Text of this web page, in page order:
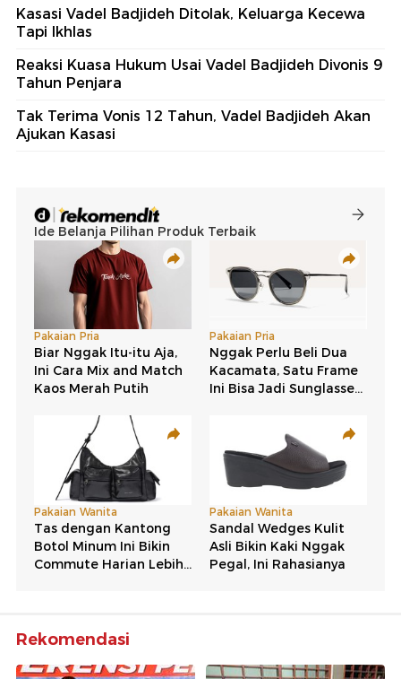
Kasasi Vadel Badjideh Ditolak, Keluarga Kecewa
Tapi Ikhlas
Reaksi Kuasa Hukum Usai Vadel Badjideh Divonis 9
Tahun Penjara
Tak Terima Vonis 12 Tahun, Vadel Badjideh Akan
Ajukan Kasasi
Rekomendasi